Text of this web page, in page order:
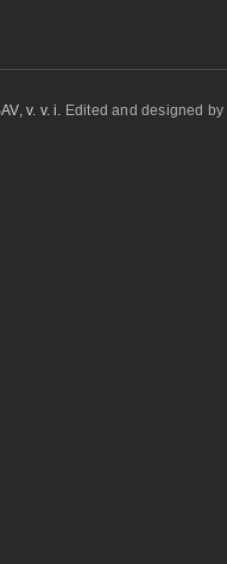
v. v. i. Edited and designed by